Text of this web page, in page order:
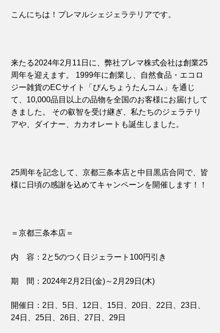
こんにちは！プレマルシェジェラテリアです。
来たる2024年2月11日に、弊社プレマ株式会社は創業25
周年を迎えます。
1999年に創業し、自然食品・エコロ
ジー雑貨のECサイト「びんちょうたんコム」を通じ
て、10,000品目以上の品物を全国のお客様にお届けして
きました。
その叡智を受け継ぎ、私たちのジェラテリ
アや、ダイナー、カカオレートも誕生しました。
25周年を記念して、京都三条本店と中目黒店合同で、皆
様に日頃の感謝を込めてキャンペーンを開催します！！
＝京都三条本店＝
内 容：2と5のつく日ジェラート100円引き
期 間：2024年2月2日(金)～2月29日(木)
開催日：2日、5日、12日、15日、20日、22日、23日、
24日、25日、26日、27日、29日